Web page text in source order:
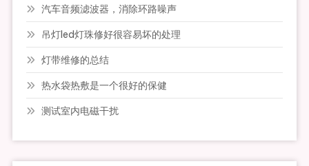
汽车音频滤波器，消除环路噪声
吊灯led灯珠修好很容易坏的处理
灯带维修的总结
热水袋热敷是一个很好的保健
测试室内电磁干扰